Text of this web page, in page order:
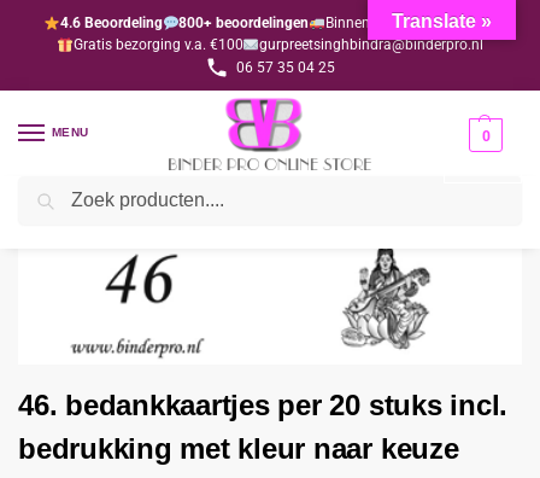
4.6 Beoordeling 800+ beoordelingen
Binnen 1-3 dagen geleverd
Gratis bezorging v.a. €100
gurpreetsinghbindra@binderpro.nl
06 57 35 04 25
MENU 0
Home Bedankjesafdeling
46. bedankkaartjes per 20 stuks incl.
bedrukking met kleur naar keuze
Translate »